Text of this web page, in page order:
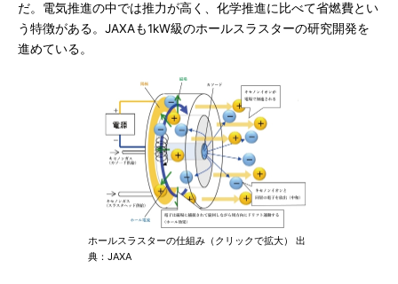
だ。電気推進の中では推力が高く、化学推進に比べて省燃費とい
う特徴がある。JAXAも1kW級のホールスラスターの研究開発を
進めている。
ホールスラスターの仕組み（クリックで拡大） 出
典：JAXA